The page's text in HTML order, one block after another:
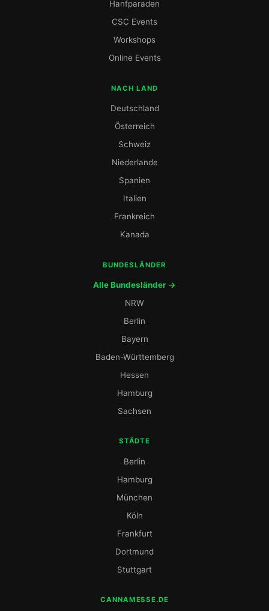
Hanfparaden
CSC Events
Workshops
Online Events
NACH LAND
Deutschland
Österreich
Schweiz
Niederlande
Spanien
Italien
Frankreich
Kanada
BUNDESLÄNDER
Alle Bundesländer →
NRW
Berlin
Bayern
Baden-Württemberg
Hessen
Hamburg
Sachsen
STÄDTE
Berlin
Hamburg
München
Köln
Frankfurt
Dortmund
Stuttgart
CANNAMESSE.DE